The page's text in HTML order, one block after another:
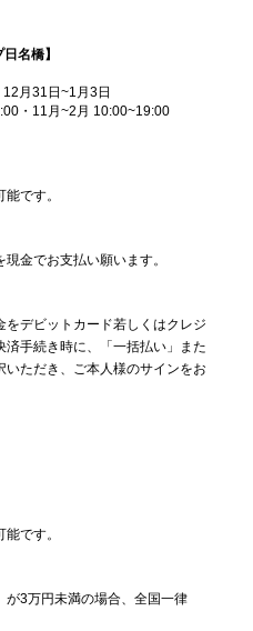
名橋】
月31日~1月3日
・11月~2月 10:00~19:00
です。
金でお支払い願います。
デビットカード若しくはクレジ
済手続き時に、「一括払い」また
ただき、ご本人様のサインをお
です。
が3万円未満の場合、全国一律